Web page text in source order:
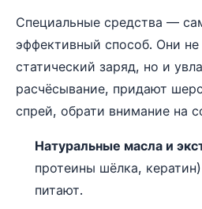
Специальные средства —
эффективный способ. Они
статический заряд, но и
расчёсывание, придают
спрей, обрати внимание на
Натуральные масла и
протеины шёлка,
питают.